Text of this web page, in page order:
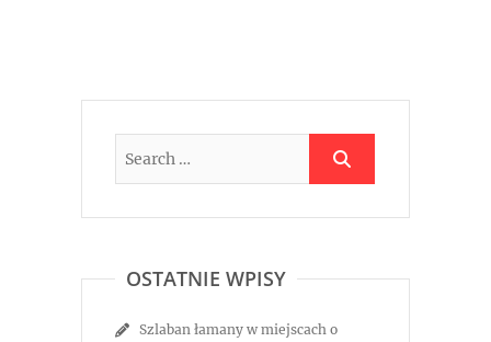
OSTATNIE WPISY
Szlaban łamany w miejscach o